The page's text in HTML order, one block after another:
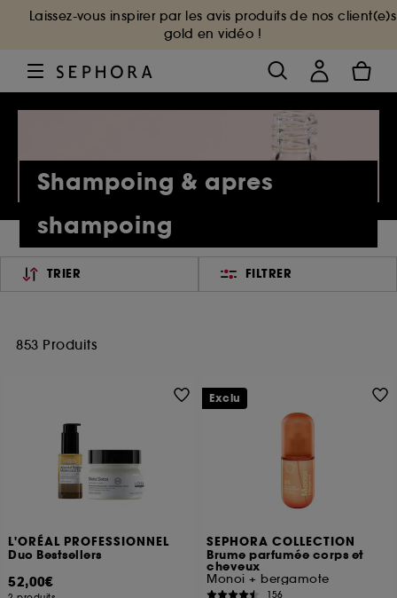
Laissez-vous inspirer par les avis produits de nos client(e)s
gold en vidéo !
Shampoing & apres
shampoing
TRIER FILTRER
853 Produits
L'ORÉAL PROFESSIONNEL
Duo Bestsellers
52,00€
SEPHORA COLLECTION
Brume parfumée corps et
cheveux
Monoi + bergamote
156
Exclu